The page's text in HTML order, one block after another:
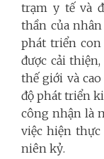
trạm y tế và
thần của
phát triển con
được cải
thế giới và
độ phát triển
công nhận là
việc hiện
niên kỷ.